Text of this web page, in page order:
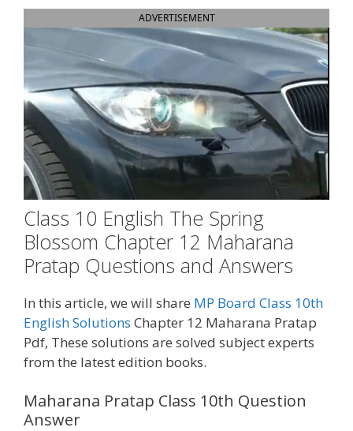
ADVERTISEMENT
Class 10 English The Spring
Blossom Chapter 12 Maharana
Pratap Questions and Answers
In this article, we will share MP Board Class 10th
English Solutions Chapter 12 Maharana Pratap
Pdf, These solutions are solved subject experts
from the latest edition books.
Maharana Pratap Class 10th Question
Answer